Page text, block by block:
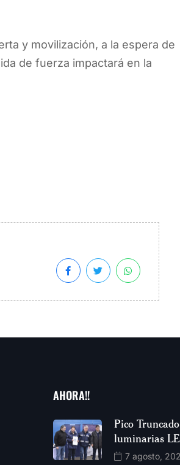
y movilización, a la espera de
de fuerza impactará en la
AHORA!!
Pico
luminarias
7 agosto,